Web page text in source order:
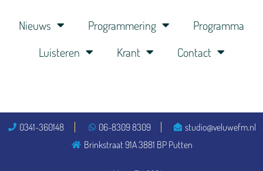
Nieuws Programmering
Programma
Luisteren
Krant Contact
0341-360148 06-8309 8309
studio@veluwefm.nl
Brinkstraat 91A 3881 BP Putten